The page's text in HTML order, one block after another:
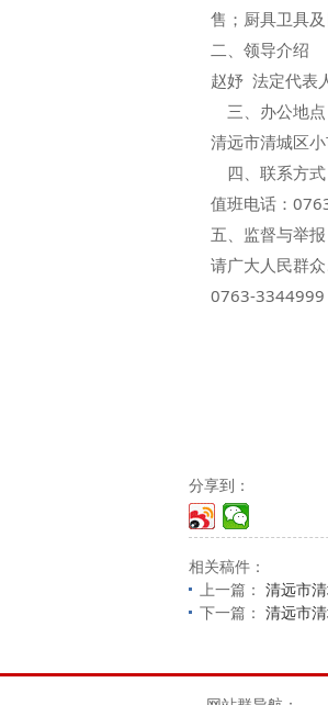
售；厨具卫具
二、领导介绍
赵妤 法定代表
三、办公地点
清远市清城区
四、联系方式
值班电话：
五、监督与举报
请广大人民群
0763-3344999
分享到：
相关稿件：
上一篇： 清远市
下一篇： 清远市